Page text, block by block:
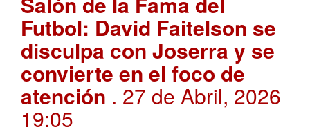
Futbol: David Faitelson se
disculpa con Joserra y se
convierte en el foco de
atención . 27 de Abril, 2026
19:05